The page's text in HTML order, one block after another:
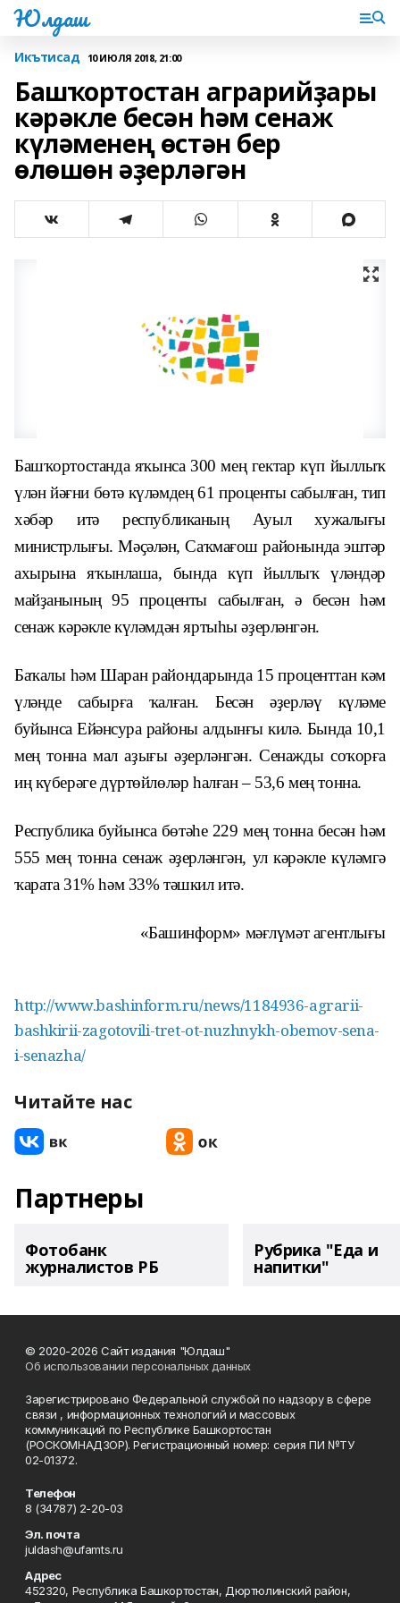
Юлдаш
Икътисад 10 ИЮЛЯ 2018, 21:00
Башҡортостан аграрийҙары
кәрәкле бесән һәм сенаж
күләменең өстән бер
өлөшөн әҙерләгән
Башҡортостанда яҡынса 300 мең гектар күп йыллыҡ
үлән йәғни бөтә күләмдең 61 проценты сабылған, тип
хәбәр итә республиканың Ауыл хужалығы
министрлығы. Мәҫәлән, Саҡмағош районында эштәр
ахырына яҡынлаша, бында күп йыллыҡ үләндәр
майҙанының 95 проценты сабылған, ә бесән һәм
сенаж кәрәкле күләмдән яртыһы әҙерләнгән.
Баҡалы һәм Шаран райондарында 15 проценттан кәм
үләнде сабырға ҡалған. Бесән әҙерләү күләме
буйынса Ейәнсура районы алдынғы килә. Бында 10,1
мең тонна мал аҙығы әҙерләнгән. Сенажды соҡорға
иң күберәге дүртөйлөләр һалған – 53,6 мең тонна.
Республика буйынса бөтәһе 229 мең тонна бесән һәм
555 мең тонна сенаж әҙерләнгән, ул кәрәкле күләмгә
ҡарата 31% һәм 33% тәшкил итә.
«Башинформ» мәғлүмәт агентлығы
http://www.bashinform.ru/news/1184936-agrarii-
bashkirii-zagotovili-tret-ot-nuzhnykh-obemov-sena-
i-senazha/
Читайте нас
Партнеры
Фотобанк
журналистов РБ
Рубрика "Еда и
напитки"
© 2020-2026 Сайт издания "Юлдаш"
Об использовании персональных данных
Зарегистрировано Федеральной службой по надзору в сфере
связи , информационных технологий и массовых
коммуникаций по Республике Башкортостан
(РОСКОМНАДЗОР). Регистрационный номер: серия ПИ №ТУ
02-01372.
Телефон
8 (34787) 2-20-03
Эл. почта
juldash@ufamts.ru
Адрес
452320, Республика Башкортостан, Дюртюлинский район,